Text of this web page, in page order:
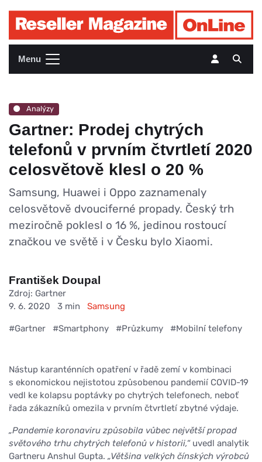
Menu
Analýzy
Gartner: Prodej chytrých
telefonů v prvním čtvrtletí 2020
celosvětově klesl o 20 %
Samsung, Huawei i Oppo zaznamenaly
celosvětově dvouciferné propady. Český trh
meziročně poklesl o 16 %, jedinou rostoucí
značkou ve světě i v Česku bylo Xiaomi.
František Doupal
Zdroj: Gartner
9. 6. 2020
3 min Samsung
#Gartner #Smartphony #Průzkumy #Mobilní telefony
Nástup karanténních opatření v řadě zemí v kombinaci
s ekonomickou nejistotou způsobenou pandemií COVID-19
vedl ke kolapsu poptávky po chytrých telefonech, neboť
řada zákazníků omezila v prvním čtvrtletí zbytné výdaje.
„Pandemie koronaviru způsobila vůbec největší propad
světového trhu chytrých telefonů v historii,“uvedl analytik
Gartneru Anshul Gupta. „Většina velkých čínských výrobců